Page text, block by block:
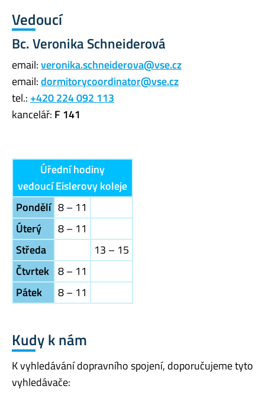
Vedoucí
Bc. Veronika Schneiderová
email:veronika.schneiderova@vse.cz
email:dormitorycoordinator@vse.cz
tel.: +420 224 092 113
kancelář: F 141
Úřední hodiny
vedoucí Eislerovy koleje
Pondělí 8 – 11
Úterý
8 – 11
Středa
13 – 15
Čtvrtek 8 – 11
Pátek
8 – 11
Kudy k nám
K vyhledávání dopravního spojení, doporučujeme tyto
vyhledávače: